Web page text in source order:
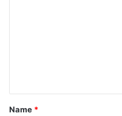
Name *